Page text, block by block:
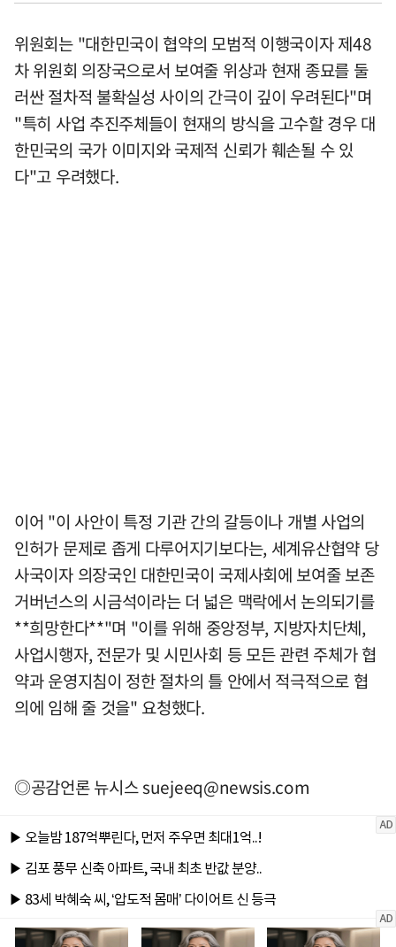
위원회는 "대한민국이 협약의 모범적 이행국이자 제48
차 위원회 의장국으로서 보여줄 위상과 현재 종묘를 둘
러싼 절차적 불확실성 사이의 간극이 깊이 우려된다"며
"특히 사업 추진주체들이 현재의 방식을 고수할 경우 대
한민국의 국가 이미지와 국제적 신뢰가 훼손될 수 있
다"고 우려했다.
이어 "이 사안이 특정 기관 간의 갈등이나 개별 사업의
인허가 문제로 좁게 다루어지기보다는, 세계유산협약 당
사국이자 의장국인 대한민국이 국제사회에 보여줄 보존
거버넌스의 시금석이라는 더 넓은 맥락에서 논의되기를
**희망한다**"며 "이를 위해 중앙정부, 지방자치단체,
사업시행자, 전문가 및 시민사회 등 모든 관련 주체가 협
약과 운영지침이 정한 절차의 틀 안에서 적극적으로 협
의에 임해 줄 것을" 요청했다.
◎공감언론 뉴시스suejeeq@newsis.com